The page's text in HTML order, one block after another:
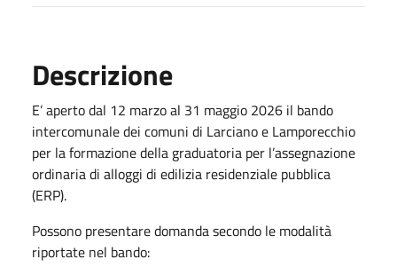
Descrizione
E’ aperto dal 12 marzo al 31 maggio 2026 il bando
intercomunale dei comuni di Larciano e Lamporecchio
per la formazione della graduatoria per l’assegnazione
ordinaria di alloggi di edilizia residenziale pubblica
(ERP).
Possono presentare domanda secondo le modalità
riportate nel bando: